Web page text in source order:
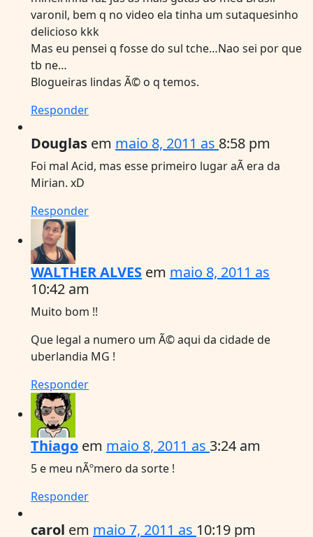
varonil, bem q no video ela tinha um sutaquesinho
delicioso kkk
Mas eu pensei q fosse do sul tche…Nao sei por que
tb ne…
Blogueiras lindas Ã© o q temos.
Responder
Douglas em maio 8, 2011 as 8:58 pm
Foi mal Acid, mas esse primeiro lugar aÃ­ era da
Mirian. xD
Responder
WALTHER ALVES em maio 8, 2011 as
10:42 am
Muito bom !!
Que legal a numero um Ã© aqui da cidade de
uberlandia MG !
Responder
Thiago em maio 8, 2011 as 3:24 am
5 e meu nÃºmero da sorte !
Responder
carol em maio 7, 2011 as 10:19 pm